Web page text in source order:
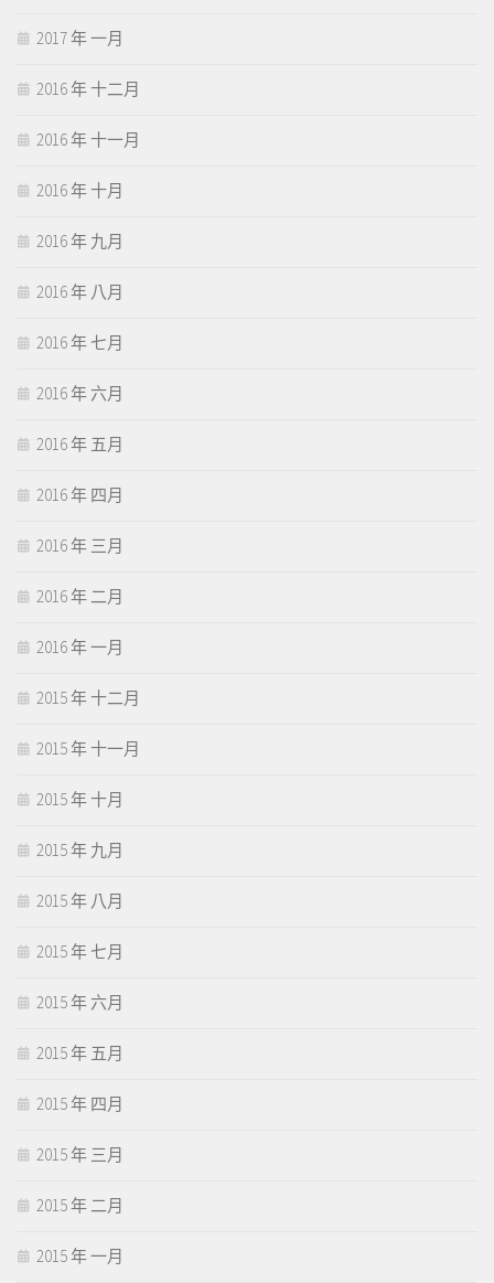
2017 年 一月
2016 年 十二月
2016 年 十一月
2016 年 十月
2016 年 九月
2016 年 八月
2016 年 七月
2016 年 六月
2016 年 五月
2016 年 四月
2016 年 三月
2016 年 二月
2016 年 一月
2015 年 十二月
2015 年 十一月
2015 年 十月
2015 年 九月
2015 年 八月
2015 年 七月
2015 年 六月
2015 年 五月
2015 年 四月
2015 年 三月
2015 年 二月
2015 年 一月